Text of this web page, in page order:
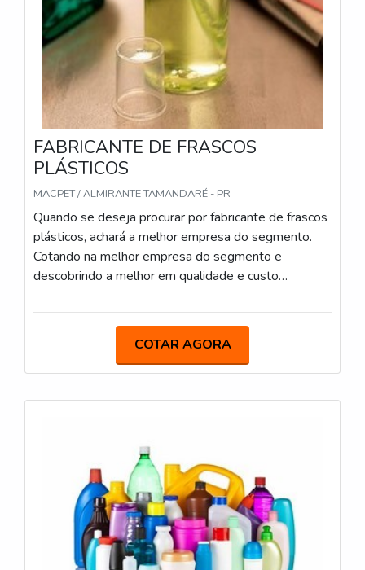
FABRICANTE DE FRASCOS
PLÁSTICOS
MACPET / ALMIRANTE TAMANDARÉ - PR
Quando se deseja procurar por fabricante de frascos
plásticos, achará a melhor empresa do segmento.
Cotando na melhor empresa do segmento e
descobrindo a melhor em qualidade e custo
sempre ser adquirido com empresas especializadas
qualidade e durabilidade dos materiais, além de
evitar prejuízos com substituições frequentes de
FABRICANTE DE FRASCOS PLÁSTICOSQuem
está à procura de fabricantes de frascos plásticos
segura, encontra o site da Macpet. Empresa
especializada em frascos e potes, focando em
tecnologia e desenvolvimento no que gera resultado
ao cliente.Ainda tratando-se de fabricante de
COTAR AGORA